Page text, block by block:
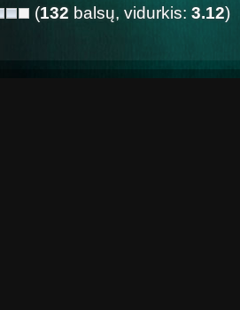
(132 balsų, vidurkis: 3.12)